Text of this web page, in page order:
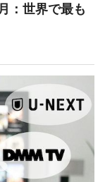
：世界で最も